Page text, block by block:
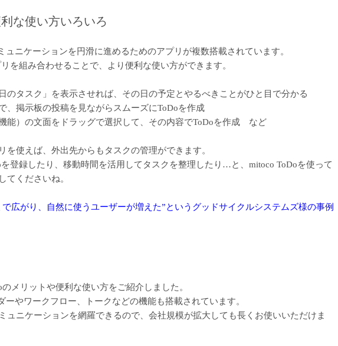
な使い方いろいろ
ュニケーションを円滑に進めるためのアプリが複数搭載されています。
を組み合わせることで、より便利な使い方ができます。
のタスク」を表示させれば、その日の予定とやるべきことがひと目で分かる
、掲示板の投稿を見ながらスムーズにToDoを作成
能）の文面をドラッグで選択して、その内容でToDoを作成 など
を使えば、外出先からもタスクの管理ができます。
登録したり、移動時間を活用してタスクを整理したり…と、mitoco ToDoを使って
てくださいね。
広がり、自然に使うユーザーが増えた”というグッドサイクルシステムズ様の事例
メリットや便利な使い方をご紹介しました。
ーやワークフロー、トークなどの機能も搭載されています。
ュニケーションを網羅できるので、会社規模が拡大しても長くお使いいただけま